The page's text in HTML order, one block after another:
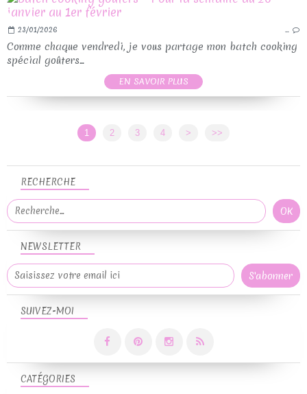
23/01/2026 …
Comme chaque vendredi, je vous partage mon batch cooking
spécial goûters...
EN SAVOIR PLUS
1 2 3 4 > >>
NEWSLETTER
SUIVEZ-MOI
RECHERCHE
CATÉGORIES